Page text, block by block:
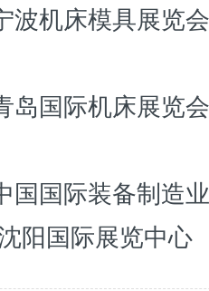
波机床模具展览
岛国际机床展览
国国际装备制造
阳国际展览中心